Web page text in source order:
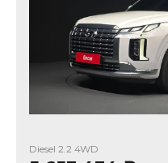
Diesel 2.2 4WD